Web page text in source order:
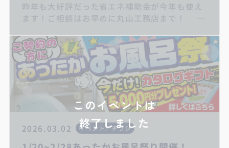
昨年も大好評だった省エネ補助金が今年も使え
ます！ご相談はお早めに丸山工務店まで！
リフォーム/洗面化粧台リフォーム/給湯器交換/
屋根・外壁リフォーム/住宅省エネ補助金
2026.03.02 イベント／チラシ
このイベントは
終了しました